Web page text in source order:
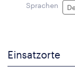
Sprachen
Einsatzorte